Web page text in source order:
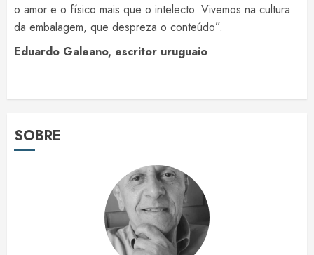
o amor e o físico mais que o intelecto. Vivemos na cultura
da embalagem, que despreza o conteúdo”.
Eduardo Galeano, escritor uruguaio
SOBRE